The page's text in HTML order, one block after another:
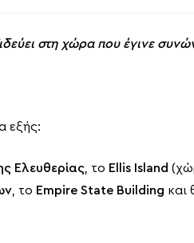
στη χώρα που έγινε
εξής:
Ελευθερίας , το Ellis Island
, το Empire State Building και